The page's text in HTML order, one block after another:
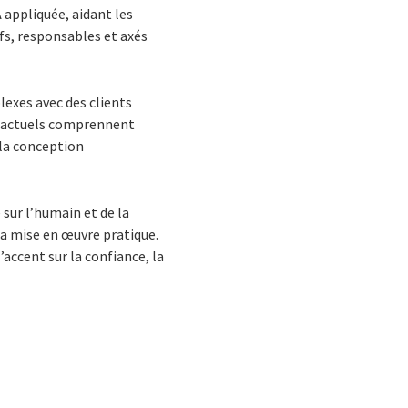
aidant les
responsables et axés
avec des clients
comprennent
conception
l’humain et de la
mise en œuvre pratique.
sur la confiance, la